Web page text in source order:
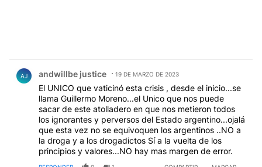
AJ andwillbe justice 19 DE MARZO DE 2023
El UNICO que vaticinó esta crisis , desde el inicio...se
llama Guillermo Moreno...el Unico que nos puede
sacar de este atolladero en que nos metieron todos
los ignorantes y perversos del Estado argentino...ojalá
que esta vez no se equivoquen los argentinos ..NO a
la droga y a los drogadictos Sí a la vuelta de los
principios y valores...NO hay mas margen de error.